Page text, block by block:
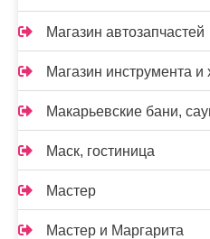
Магазин автозапчастей
Магазин инструмента и
Макарьевские бани,
Маск, гостиница
Мастер
Мастер и Маргарита